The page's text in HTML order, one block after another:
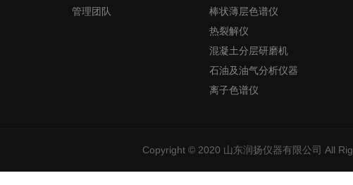
管理团队
棒状薄层色谱仪
热裂解仪
混凝土分层研磨机
石油及油气分析仪器
离子色谱仪
Copyright © 2020 山东润扬仪器有限公司 All